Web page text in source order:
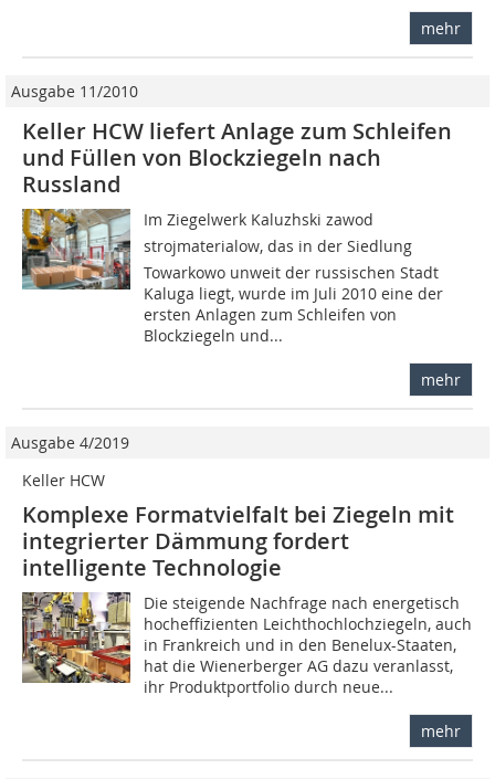
mehr
Ausgabe 11/2010
Keller HCW liefert Anlage zum Schleifen
und Füllen von Blockziegeln nach
Russland
Im Ziegelwerk Kaluzhski zawod
strojmaterialow, das in der Siedlung
Towarkowo unweit der russischen Stadt
Kaluga liegt, wurde im Juli 2010 eine der
ersten Anlagen zum Schleifen von
Blockziegeln und...
mehr
Ausgabe 4/2019
Keller HCW
Komplexe Formatvielfalt bei Ziegeln mit
integrierter Dämmung fordert
intelligente Technologie
Die steigende Nachfrage nach energetisch
hocheffizienten Leichthochlochziegeln, auch
in Frankreich und in den Benelux-Staaten,
hat die Wienerberger AG dazu veranlasst,
ihr Produktportfolio durch neue...
mehr